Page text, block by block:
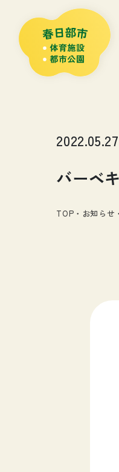
2022.05.27
バーベ
TOP ・ お知らせ ・